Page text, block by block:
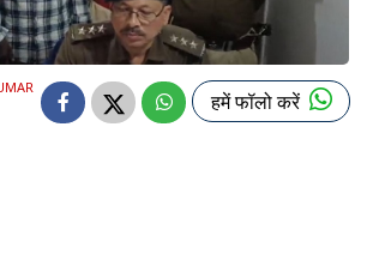
हमें फॉलो करें